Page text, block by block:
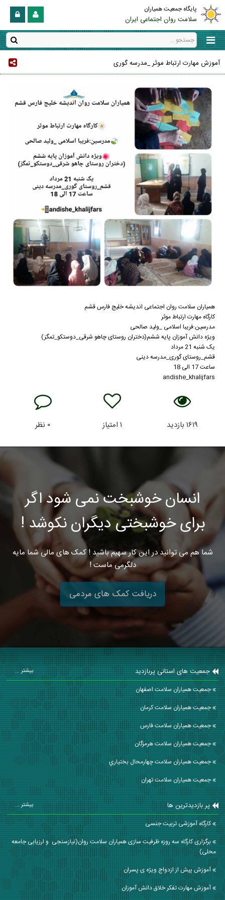
پایگاه جمعیت همیاران
سلامت روان اجتماعی ایران
آموزش مهارت ارتباط موثر _مدرسه گوری
همیاران سلامت روان اجتماعی اندیشه خلیج فارس قشم
کارگاه مهارت ارتباط موثر
مدرسین:فریبا اسلامی _ولید صالحی
ویژه دانش آموزان پایه ششم(دختران روستای چاهو شرقی_دوستکو_تمگز)
یک شنبه 21 مرداد
قشم_روستای گوری_مدرسه دینی
ساعت 17 الی 18
andishe_khalijfars
۱۶۱۹ بازدید ۱امتیاز ۰ نظر
انسان خوشبخت نمی شود اگر
برای خوشبختی دیگران نکوشد !
شما هم می توانید در این کار سهیم باشید ! کمک های مالی شما مایه
دلگرمی ماست !
دریافت کمک های مردمی
جمعیت های استانی پربازدید بیشتر ...
جمعیت همیاران سلامت اصفهان
جمعیت همیاران سلامت كرمان
جمعیت همیاران سلامت فارس
جمعیت همیاران سلامت هرمزگان
جمعیت همیاران سلامت چهارمحال بختياري
جمعیت همیاران سلامت تهران
پر بازدیدترین ها بیشتر ...
کارگاه آموزشی تربیت جنسی
برگزاری کارگاه سه روزه ظرفیت سازی همیاران سلامت روان(نیازسنجی و ارزیابی جامعه
محلی)
آموزش پیش از ازدواج ویژه ی پسران
آموزش مهارت تفکر خلاق دانش آموزان